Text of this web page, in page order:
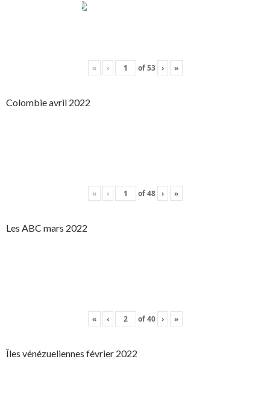
« ‹ of53 › »
Colombie avril 2022
« ‹ of48 › »
Les ABC mars 2022
« ‹ of40 › »
Îles vénézueliennes février 2022